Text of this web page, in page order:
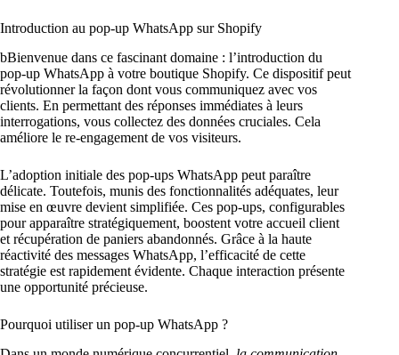
Introduction au pop-up WhatsApp sur Shopify
bBienvenue dans ce fascinant domaine : l’introduction du
pop-up WhatsApp à votre boutique Shopify. Ce dispositif peut
révolutionner la façon dont vous communiquez avec vos
clients. En permettant des réponses immédiates à leurs
interrogations, vous collectez des données cruciales. Cela
améliore le re-engagement de vos visiteurs.
L’adoption initiale des pop-ups WhatsApp peut paraître
délicate. Toutefois, munis des fonctionnalités adéquates, leur
mise en œuvre devient simplifiée. Ces pop-ups, configurables
pour apparaître stratégiquement, boostent votre accueil client
et récupération de paniers abandonnés. Grâce à la haute
réactivité des messages WhatsApp, l’efficacité de cette
stratégie est rapidement évidente. Chaque interaction présente
une opportunité précieuse.
Pourquoi utiliser un pop-up WhatsApp ?